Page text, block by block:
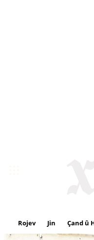
Rojev Jin Çand û